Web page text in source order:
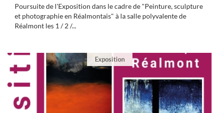
Poursuite de l'Exposition dans le cadre de "Peinture, sculpture
et photographie en Réalmontais" à la salle polyvalente de
Réalmont les 1 / 2 /...
Exposition